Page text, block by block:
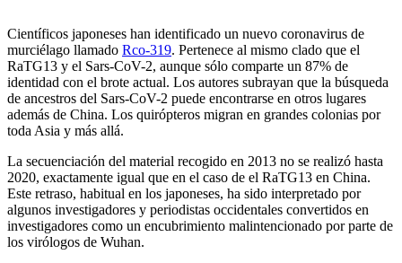
Científicos japoneses han identificado un nuevo coronavirus de
murciélago llamado Rco-319. Pertenece al mismo clado que el
RaTG13 y el Sars-CoV-2, aunque sólo comparte un 87% de
identidad con el brote actual. Los autores subrayan que la búsqueda
de ancestros del Sars-CoV-2 puede encontrarse en otros lugares
además de China. Los quirópteros migran en grandes colonias por
toda Asia y más allá.
La secuenciación del material recogido en 2013 no se realizó hasta
2020, exactamente igual que en el caso de el RaTG13 en China.
Este retraso, habitual en los japoneses, ha sido interpretado por
algunos investigadores y periodistas occidentales convertidos en
investigadores como un encubrimiento malintencionado por parte de
los virólogos de Wuhan.